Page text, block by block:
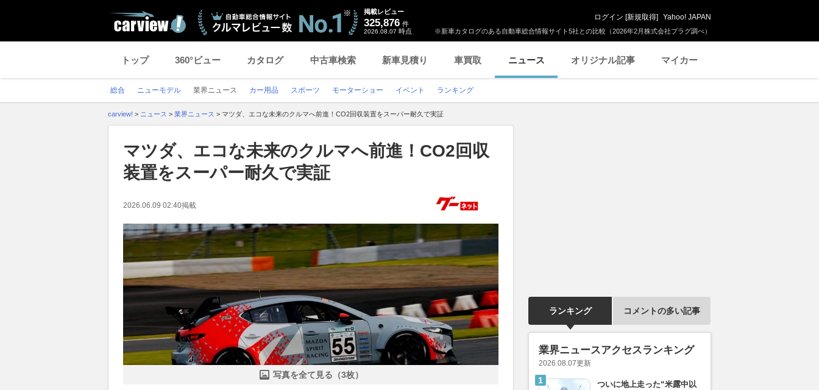
※新車カタログのある自動車総合情報サイト5社との比較（2026年2月株式会社プラグ調べ）
掲載レビュー
325,876 件
2026.08.07 時点
ログイン [新規取得] Yahoo! JAPAN
トップ 360°ビュー カタログ 中古車検索 新車見積り 車買取 ニュース オリジナル記事 マイカー
総合 ニューモデル 業界ニュース カー用品 スポーツ モーターショー イベント ランキング
carview! > ニュース > 業界ニュース > マツダ、エコな未来のクルマへ前進！CO2回収装置をスーパー耐久で実証
マツダ、エコな未来のクルマへ前進！CO2回収
装置をスーパー耐久で実証
2026.06.09 02:40掲載
写真を全て見る（3枚）
ランキング コメントの多い記事
業界ニュースアクセスランキング
2026.08.07更新
ついに地上走った“米露中以